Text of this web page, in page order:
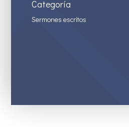
Categoría
Sermones escritos